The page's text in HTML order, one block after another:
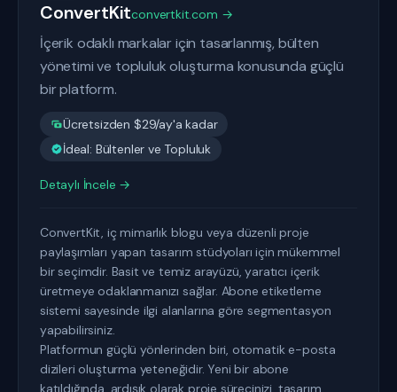
ConvertKitconvertkit.com →
İçerik odaklı markalar için tasarlanmış, bülten
yönetimi ve topluluk oluşturma konusunda güçlü
bir platform.
Ücretsizden $29/ay'a kadar
İdeal: Bültenler ve Topluluk
Detaylı İncele →
ConvertKit, iç mimarlık blogu veya düzenli proje
paylaşımları yapan tasarım stüdyoları için mükemmel
bir seçimdir. Basit ve temiz arayüzü, yaratıcı içerik
üretmeye odaklanmanızı sağlar. Abone etiketleme
sistemi sayesinde ilgi alanlarına göre segmentasyon
yapabilirsiniz.
Platformun güçlü yönlerinden biri, otomatik e-posta
dizileri oluşturma yeteneğidir. Yeni bir abone
katıldığında, ardışık olarak proje sürecinizi, tasarım